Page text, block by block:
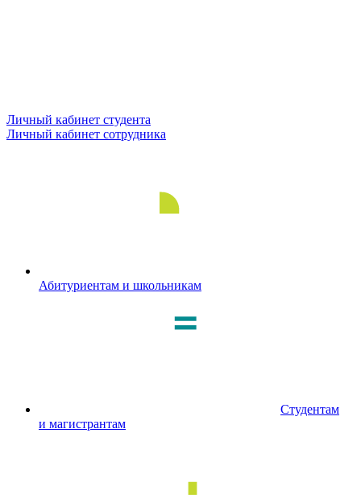
Личный кабинет студента
Личный кабинет сотрудника
Абитуриентам и школьникам
Студентам
и магистрантам